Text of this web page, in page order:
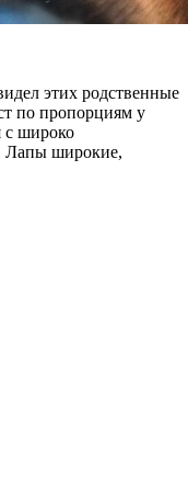
этих родственные
по пропорциям у
с широко
Лапы широкие,